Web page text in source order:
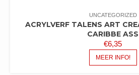
UNCATEGORIZED
ACRYLVERF TALENS ART
CARIBBE ASS
€6,35
MEER INFO!